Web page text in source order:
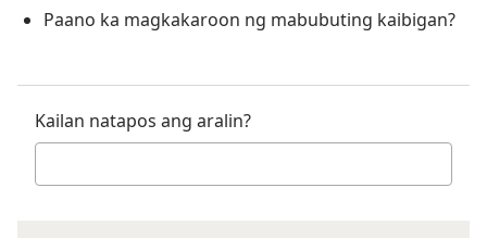
Paano ka magkakaroon ng mabubuting kaibigan?
Kailan natapos ang aralin?